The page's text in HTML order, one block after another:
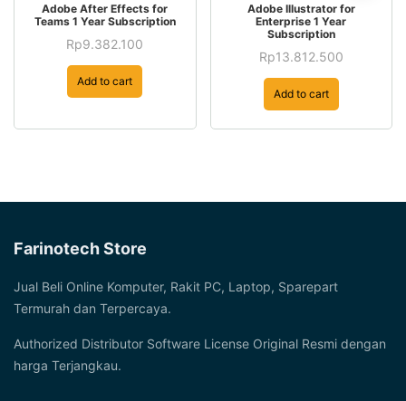
Adobe After Effects for
Teams 1 Year Subscription
Rp9.382.100
Add to cart
Adobe Illustrator for
Enterprise 1 Year
Subscription
Rp13.812.500
Add to cart
Farinotech Store
Jual Beli Online Komputer, Rakit PC, Laptop, Sparepart
Termurah dan Terpercaya.
Authorized Distributor Software License Original Resmi dengan
harga Terjangkau.